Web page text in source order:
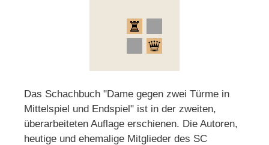
Das Schachbuch "Dame gegen zwei Türme in
Mittelspiel und Endspiel" ist in der zweiten,
überarbeiteten Auflage erschienen. Die Autoren,
heutige und ehemalige Mitglieder des SC